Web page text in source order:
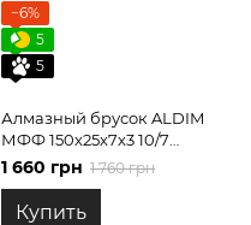
−6%
5
5
Алмазный брусок ALDIM
МФФ 150х25х7х3 10/7
тончайшая доводка
1 660 грн 1 760 грн
Купить